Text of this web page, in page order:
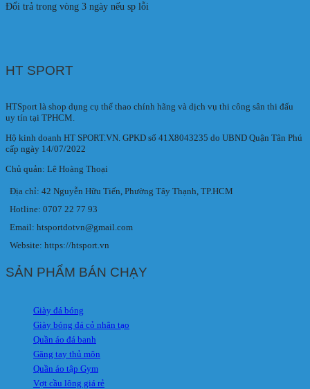
Đổi trả trong vòng 3 ngày nếu sp lỗi
HT SPORT
HTSport là shop dụng cụ thể thao chính hãng và dịch vụ thi công sân thi đấu
uy tín tại TPHCM.
Hộ kinh doanh HT SPORT.VN. GPKD số 41X8043235 do UBND Quận Tân Phú
cấp ngày 14/07/2022
Chủ quản: Lê Hoàng Thoại
Địa chỉ: 42 Nguyễn Hữu Tiến, Phường Tây Thạnh, TP.HCM
Hotline: 0707 22 77 93
Email: htsportdotvn@gmail.com
Website: https://htsport.vn
SẢN PHẨM BÁN CHẠY
Giày đá bóng
Giày bóng đá cỏ nhân tạo
Quần áo đá banh
Găng tay thủ môn
Quần áo tập Gym
Vợt cầu lông giá rẻ